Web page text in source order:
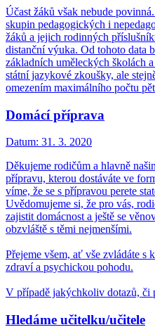
Účast žáků však nebude
skupin pedagogických i
žáků a jejich rodinných
distanční výuka. Od tohoto data
základních uměleckých školách
státní jazykové zkoušky, ale
omezením maximálního počtu
Domácí příprava
Datum: 31. 3. 2020
Děkujeme rodičům a hlavně
přípravu, kterou dostáváte ve
víme, že se s přípravou perete
Uvědomujeme si, že pro vás,
zajistit domácnost a ještě se
obzvláště s těmi nejmenšími.
Přejeme všem, ať vše zvládáte s
zdraví a psychickou pohodu.
V případě jakýchkoliv dotazů, či
Hledáme učitelku/učitele